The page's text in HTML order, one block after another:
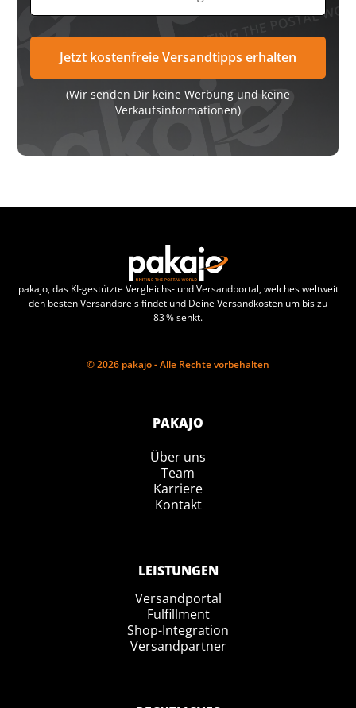
(Wir senden Dir keine Werbung und keine
Verkaufsinformationen)
pakajo, das KI-gestützte Vergleichs- und Versandportal, welches weltweit
den besten Versandpreis findet und Deine Versandkosten um bis zu
83 % senkt.
© 2026 pakajo - Alle Rechte vorbehalten
PAKAJO
Über uns
Team
Karriere
Kontakt
LEISTUNGEN
Versandportal
Fulfillment
Shop-Integration
Versandpartner